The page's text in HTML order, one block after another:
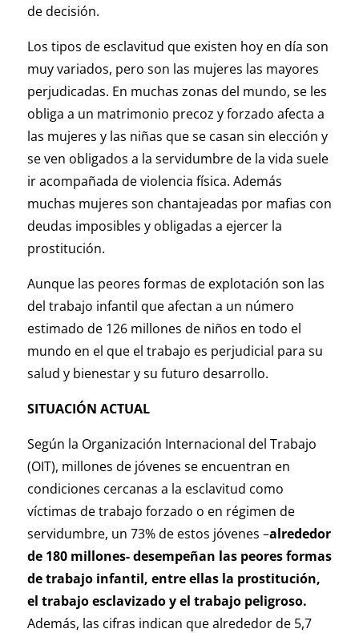
de decisión.
Los tipos de esclavitud que existen hoy en día son
muy variados, pero son las mujeres las mayores
perjudicadas. En muchas zonas del mundo, se les
obliga a un matrimonio precoz y forzado afecta a
las mujeres y las niñas que se casan sin elección y
se ven obligados a la servidumbre de la vida suele
ir acompañada de violencia física. Además
muchas mujeres son chantajeadas por mafias con
deudas imposibles y obligadas a ejercer la
prostitución.
Aunque las peores formas de explotación son las
del trabajo infantil que afectan a un número
estimado de 126 millones de niños en todo el
mundo en el que el trabajo es perjudicial para su
salud y bienestar y su futuro desarrollo.
SITUACIÓN ACTUAL
Según la Organización Internacional del Trabajo
(OIT), millones de jóvenes se encuentran en
condiciones cercanas a la esclavitud como
víctimas de trabajo forzado o en régimen de
servidumbre, un 73% de estos jóvenes –alrededor
de 180 millones- desempeñan las peores formas
de trabajo infantil, entre ellas la prostitución,
el trabajo esclavizado y el trabajo peligroso.
Además, las cifras indican que alrededor de 5,7